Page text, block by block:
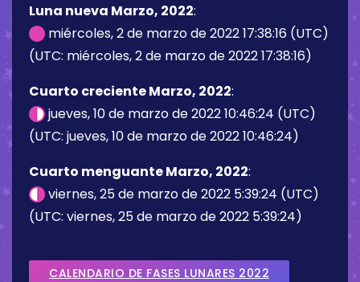
Luna nueva Marzo, 2022:
miércoles, 2 de marzo de 2022 17:38:16 (UTC)
(UTC: miércoles, 2 de marzo de 2022 17:38:16)
Cuarto creciente Marzo, 2022:
jueves, 10 de marzo de 2022 10:46:24 (UTC)
(UTC: jueves, 10 de marzo de 2022 10:46:24)
Cuarto menguante Marzo, 2022:
viernes, 25 de marzo de 2022 5:39:24 (UTC)
(UTC: viernes, 25 de marzo de 2022 5:39:24)
CALENDARIO DE FASES LUNARES 2022